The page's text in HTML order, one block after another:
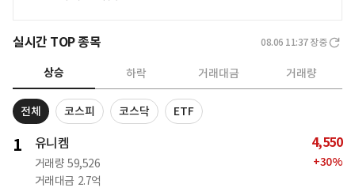
실시간 TOP 종목 08.06 11:37 장중
상승 하락 거래대금 거래량
전체 코스피 코스닥 ETF
1 유니켐
거래량 59,526
거래대금 2.7억
4,550
+30%